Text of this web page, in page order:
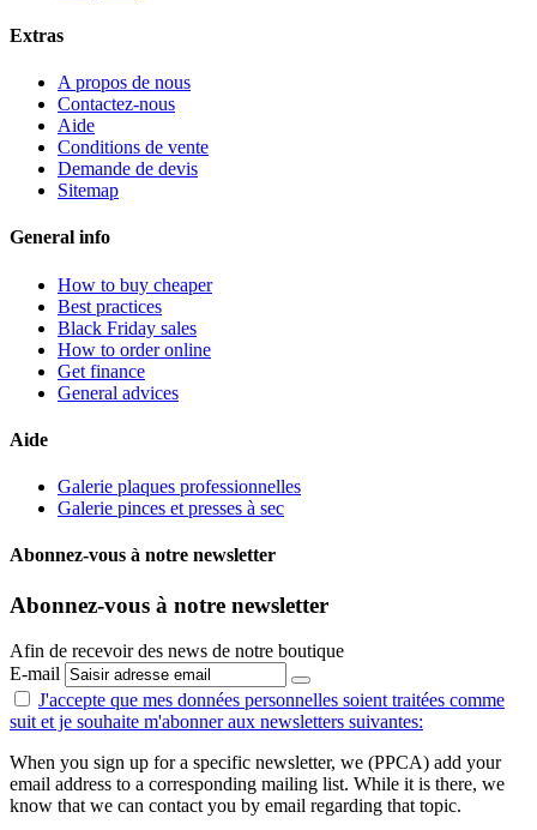
Extras
A propos de nous
Contactez-nous
Aide
Conditions de vente
Demande de devis
Sitemap
General info
How to buy cheaper
Best practices
Black Friday sales
How to order online
Get finance
General advices
Aide
Galerie plaques professionnelles
Galerie pinces et presses à sec
Abonnez-vous à notre newsletter
Abonnez-vous à notre newsletter
Afin de recevoir des news de notre boutique
E-mail
J'accepte que mes données personnelles soient traitées comme
suit et je souhaite m'abonner aux newsletters suivantes:
When you sign up for a specific newsletter, we (PPCA) add your
email address to a corresponding mailing list. While it is there, we
know that we can contact you by email regarding that topic.